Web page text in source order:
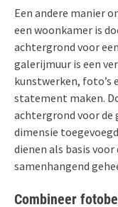
Een andere manier
een woonkamer is
achtergrond voor
galerijmuur is een
kunstwerken, foto’s
statement maken.
achtergrond voor de
dimensie
dienen als basis
samenhangend
Combineer